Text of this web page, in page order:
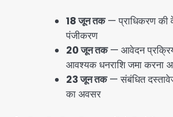
18 जून तक— प्राधिकरण की
पंजीकरण
20 जून तक— आवेदन
आवश्यक धनराशि जमा करना
23 जून तक— संबंधित
का अवसर